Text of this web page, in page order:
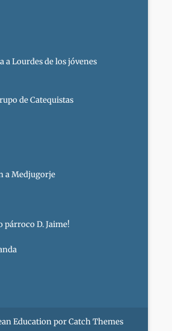
a Lourdes de los jóvenes
de Catequistas
a Medjugorje
párroco D. Jaime!
Education porCatch Themes